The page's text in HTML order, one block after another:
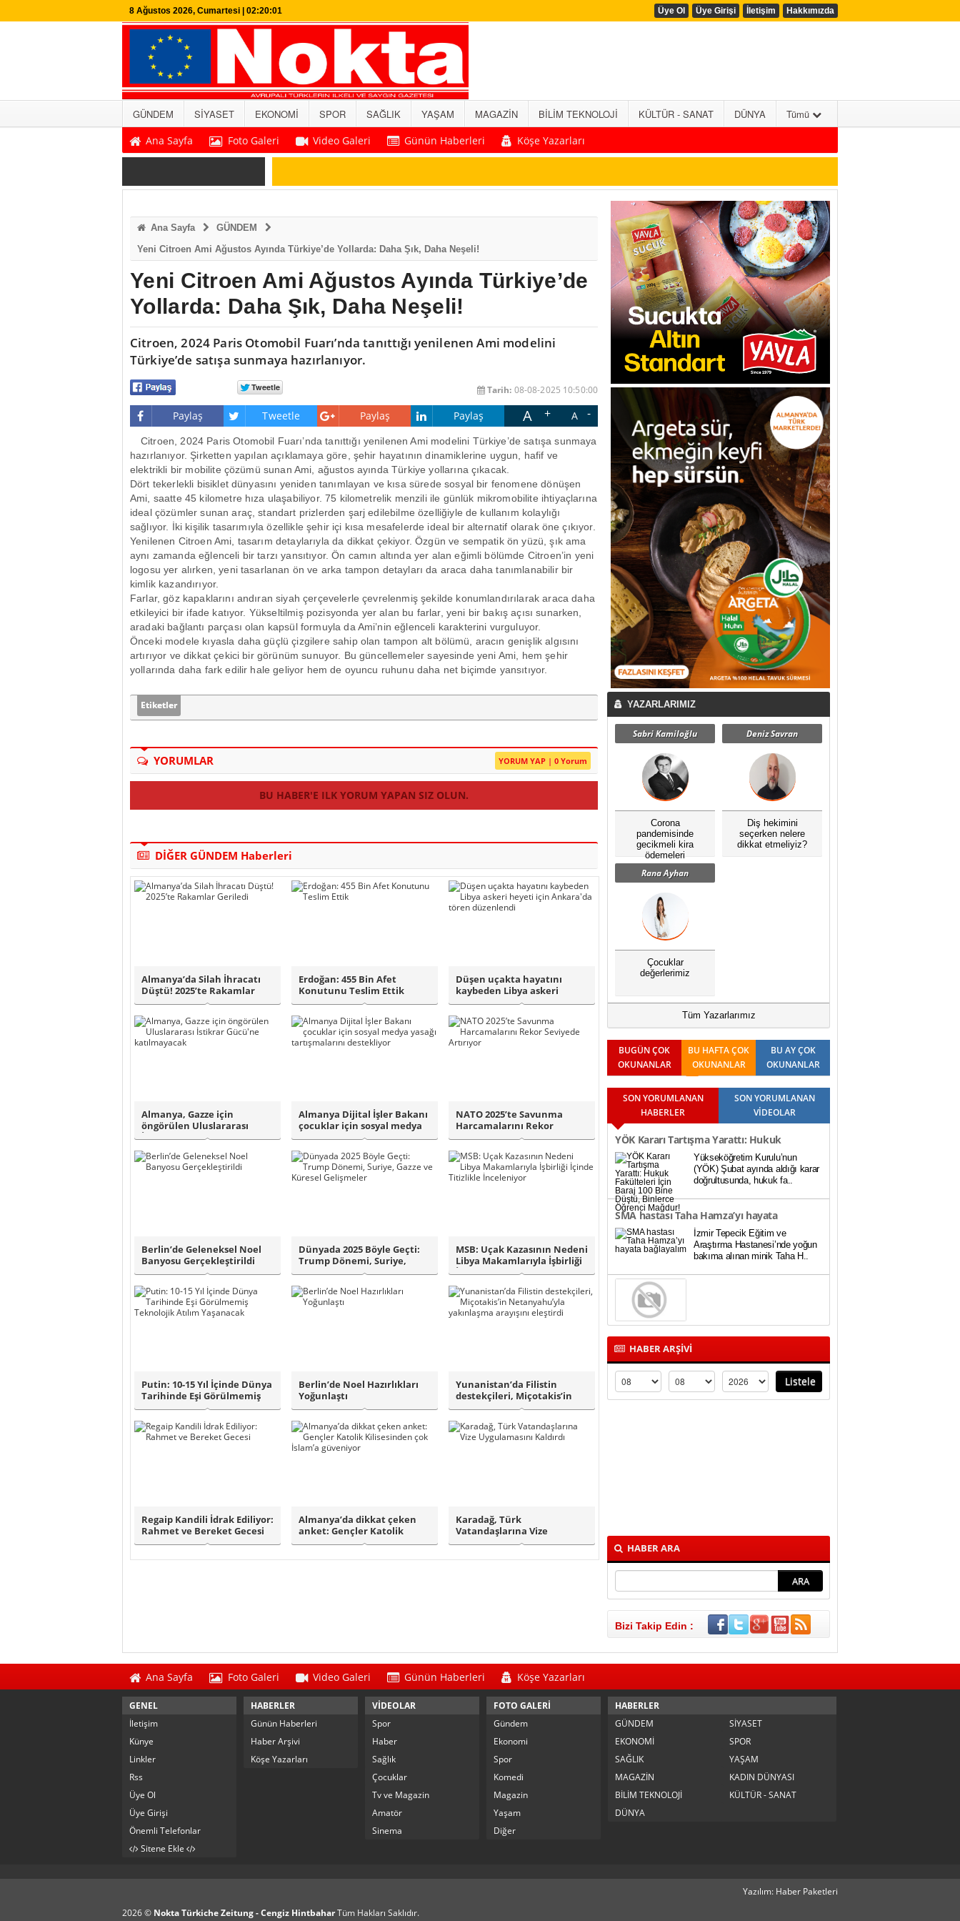
8 Ağustos 2026, Cumartesi | 02:20:02 Üye Ol Üye Girişi İletişim Hakkımızda
GÜNDEM SİYASET EKONOMİ SPOR SAĞLIK YAŞAM MAGAZİN BİLİM TEKNOLOJİ KÜLTÜR - SANAT DÜNYA
Tümü
Ana Sayfa
Foto Galeri Video Galeri Günün Haberleri Köşe Yazarları
Ana Sayfa
GÜNDEM
Yeni Citroen Ami Ağustos Ayında Türkiye’de Yollarda: Daha Şık, Daha Neşeli!
Yeni Citroen Ami Ağustos Ayında Türkiye’de
Yollarda: Daha Şık, Daha Neşeli!
Citroen, 2024 Paris Otomobil Fuarı’nda tanıttığı yenilenen Ami modelini
Türkiye’de satışa sunmaya hazırlanıyor.
Tarih: 08-08-2025 10:50:00
Paylaş Tweetle Paylaş Paylaş A A
Citroen, 2024 Paris Otomobil Fuarı’nda tanıttığı yenilenen Ami modelini Türkiye’de satışa sunmaya
hazırlanıyor. Şirketten yapılan açıklamaya göre, şehir hayatının dinamiklerine uygun, hafif ve
elektrikli bir mobilite çözümü sunan Ami, ağustos ayında Türkiye yollarına çıkacak.
Dört tekerlekli bisiklet dünyasını yeniden tanımlayan ve kısa sürede sosyal bir fenomene dönüşen
Ami, saatte 45 kilometre hıza ulaşabiliyor. 75 kilometrelik menzili ile günlük mikromobilite ihtiyaçlarına
ideal çözümler sunan araç, standart prizlerden şarj edilebilme özelliğiyle de kullanım kolaylığı
sağlıyor. İki kişilik tasarımıyla özellikle şehir içi kısa mesafelerde ideal bir alternatif olarak öne çıkıyor.
Yenilenen Citroen Ami, tasarım detaylarıyla da dikkat çekiyor. Özgün ve sempatik ön yüzü, şık ama
aynı zamanda eğlenceli bir tarzı yansıtıyor. Ön camın altında yer alan eğimli bölümde Citroen’in yeni
logosu yer alırken, yeni tasarlanan ön ve arka tampon detayları da araca daha tanımlanabilir bir
kimlik kazandırıyor.
Farlar, göz kapaklarını andıran siyah çerçevelerle çevrelenmiş şekilde konumlandırılarak araca daha
etkileyici bir ifade katıyor. Yükseltilmiş pozisyonda yer alan bu farlar, yeni bir bakış açısı sunarken,
aradaki bağlantı parçası olan kapsül formuyla da Ami’nin eğlenceli karakterini vurguluyor.
Önceki modele kıyasla daha güçlü çizgilere sahip olan tampon alt bölümü, aracın genişlik algısını
artırıyor ve dikkat çekici bir görünüm sunuyor. Bu güncellemeler sayesinde yeni Ami, hem şehir
yollarında daha fark edilir hale geliyor hem de oyuncu ruhunu daha net biçimde yansıtıyor.
Etiketler
YORUMLAR YORUM YAP | 0 Yorum
BU HABER'E ILK YORUM YAPAN SIZ OLUN.
DİĞER GÜNDEM Haberleri
Almanya’da Silah İhracatı
Düştü! 2025’te Rakamlar
Geriledi..
Erdoğan: 455 Bin Afet
Konutunu Teslim Ettik
Düşen uçakta hayatını
kaybeden Libya askeri
heyeti için Anka..
Almanya, Gazze için
öngörülen Uluslararası
İstikrar Gücü'ne ..
Almanya Dijital İşler Bakanı
çocuklar için sosyal medya
yasa..
NATO 2025’te Savunma
Harcamalarını Rekor
Seviyede Artırıyor..
Berlin’de Geleneksel Noel
Banyosu Gerçekleştirildi
Dünyada 2025 Böyle Geçti:
Trump Dönemi, Suriye,
Gazze ve Kür..
MSB: Uçak Kazasının Nedeni
Libya Makamlarıyla İşbirliği
İçin..
Putin: 10-15 Yıl İçinde Dünya
Tarihinde Eşi Görülmemiş
Tekno..
Berlin’de Noel Hazırlıkları
Yoğunlaştı
Yunanistan’da Filistin
destekçileri, Miçotakis’in
Netanyahu’..
Regaip Kandili İdrak Ediliyor:
Rahmet ve Bereket Gecesi
Almanya’da dikkat çeken
anket: Gençler Katolik
Kilisesinden ..
Karadağ, Türk
Vatandaşlarına Vize
Uygulamasını Kaldırdı..
YAZARLARIMIZ
Sabri Kamiloğlu
Corona
pandemisinde
gecikmeli kira
ödemeleri
Deniz Savran
Diş hekimini
seçerken nelere
dikkat etmeliyiz?
Rana Ayhan
Çocuklar
değerlerimiz
Tüm Yazarlarımız
BUGÜN ÇOK
OKUNANLAR
BU HAFTA ÇOK
OKUNANLAR
BU AY ÇOK
OKUNANLAR
SON YORUMLANAN
HABERLER
SON YORUMLANAN
VİDEOLAR
YÖK Kararı Tartışma Yarattı: Hukuk
Fakülteleri İçin Baraj 100 Bine Düştü,
Binlerce Öğrenci Mağdur!
Yükseköğretim Kurulu’nun
(YÖK) Şubat ayında aldığı karar
doğrultusunda, hukuk fa..
SMA hastası Taha Hamza’yı hayata
bağlayalım
İzmir Tepecik Eğitim ve
Araştırma Hastanesi’nde yoğun
bakıma alınan minik Taha H..
HABER ARŞİVİ
HABER ARA
Bizi Takip Edin :
Ana Sayfa Foto Galeri Video Galeri Günün Haberleri Köşe Yazarları
GENEL
İletişim
Künye
Linkler
Rss
Üye Ol
Üye Girişi
Önemli Telefonlar
Sitene Ekle
HABERLER
Günün Haberleri
Haber Arşivi
Köşe Yazarları
VİDEOLAR
Spor
Haber
Sağlık
Çocuklar
Tv ve Magazin
Amatör
Sinema
FOTO GALERİ
Gündem
Ekonomi
Spor
Komedi
Magazin
Yaşam
Diğer
HABERLER
GÜNDEM
SİYASET
EKONOMİ
SPOR
SAĞLIK
YAŞAM
MAGAZİN
KADIN DÜNYASI
BİLİM TEKNOLOJİ
KÜLTÜR - SANAT
DÜNYA
2026 © Nokta Türkiche Zeitung - Cengiz HintbaharTüm Hakları Saklıdır.
Yazılım: Haber Paketleri